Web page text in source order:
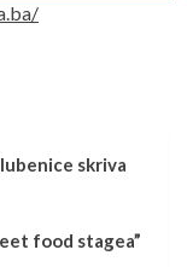
skriva
food stagea”